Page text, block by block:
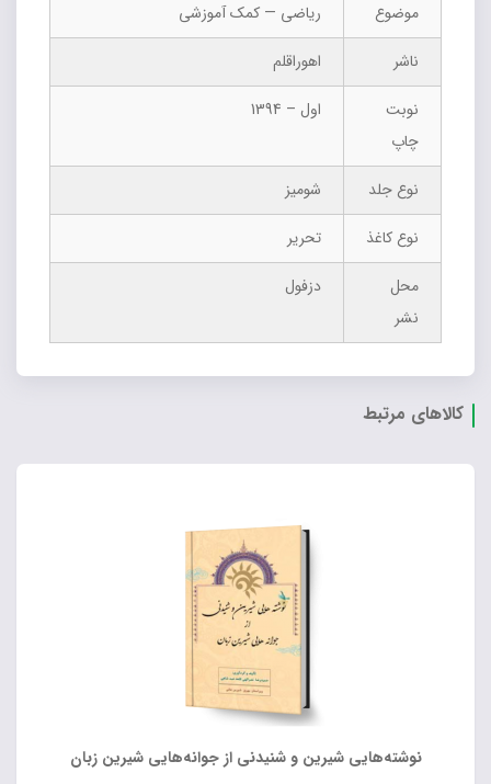
موضوع
ریاضی — کمک آموزشی
ناشر
اهوراقلم
نوبت
چاپ
اول – 1394
نوع جلد
شومیز
نوع کاغذ
تحریر
محل
نشر
دزفول
کالاهای مرتبط
نوشته‌هایی شیرین و شنیدنی از جوانه‌هایی شیرین زبان